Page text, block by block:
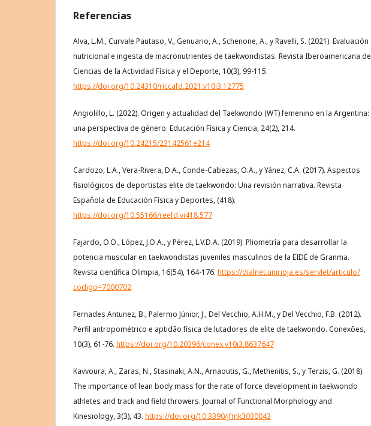
Referencias
Alva, L.M., Curvale Pautaso, V., Genuario, A., Schenone, A., y Ravelli, S. (2021). Evaluación
nutricional e ingesta de macronutrientes de taekwondistas. Revista Iberoamericana de
Ciencias de la Actividad Física y el Deporte, 10(3), 99-115.
https://doi.org/10.24310/riccafd.2021.v10i3.12775
Angiolillo, L. (2022). Origen y actualidad del Taekwondo (WT) femenino en la Argentina:
una perspectiva de género. Educación Física y Ciencia, 24(2), 214.
https://doi.org/10.24215/23142561e214
Cardozo, L.A., Vera-Rivera, D.A., Conde-Cabezas, O.A., y Yánez, C.A. (2017). Aspectos
fisiológicos de deportistas elite de taekwondo: Una revisión narrativa. Revista
Española de Educación Física y Deportes, (418).
https://doi.org/10.55166/reefd.vi418.577
Fajardo, O.O., López, J.O.A., y Pérez, L.V.D.A. (2019). Pliometría para desarrollar la
potencia muscular en taekwondistas juveniles masculinos de la EIDE de Granma.
Revista científica Olimpia, 16(54), 164-176. https://dialnet.unirioja.es/servlet/articulo?
codigo=7000702
Fernades Antunez, B., Palermo Júnior, J., Del Vecchio, A.H.M., y Del Vecchio, F.B. (2012).
Perfil antropométrico e aptidão física de lutadores de elite de taekwondo. Conexões,
10(3), 61-76. https://doi.org/10.20396/conex.v10i3.8637647
Kavvoura, A., Zaras, N., Stasinaki, A.N., Arnaoutis, G., Methenitis, S., y Terzis, G. (2018).
The importance of lean body mass for the rate of force development in taekwondo
athletes and track and field throwers. Journal of Functional Morphology and
Kinesiology, 3(3), 43. https://doi.org/10.3390/jfmk3030043